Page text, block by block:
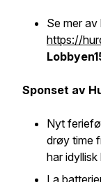
Se mer
https://
Sponset av
Nyt
drøy time
har
La